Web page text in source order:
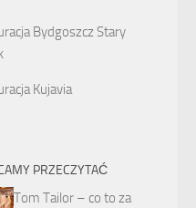
Bydgoszcz Stary
Kujavia
PRZECZYTAĆ
Tom Tailor – co to za